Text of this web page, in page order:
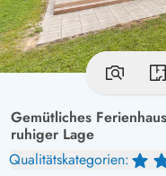
Gemütliches
ruhiger Lage
Qualitätskategorien: